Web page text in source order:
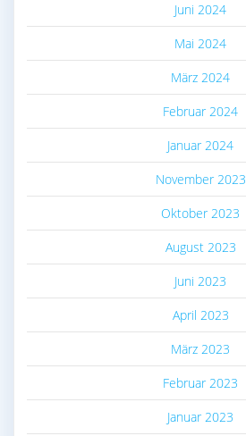
Juni 2024
Mai 2024
März 2024
Februar 2024
Januar 2024
November 2023
Oktober 2023
August 2023
Juni 2023
April 2023
März 2023
Februar 2023
Januar 2023